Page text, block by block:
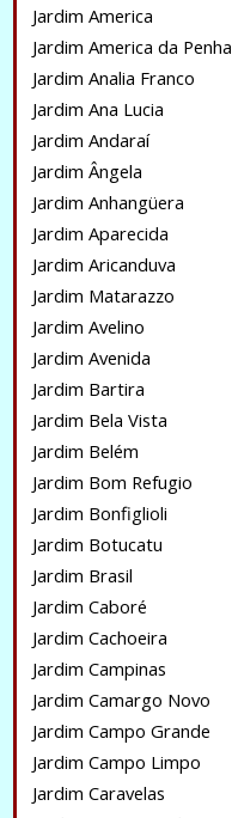
Jardim America
Jardim America da Penha
Jardim Analia Franco
Jardim Ana Lucia
Jardim Andaraí
Jardim Ângela
Jardim Anhangüera
Jardim Aparecida
Jardim Aricanduva
Jardim Matarazzo
Jardim Avelino
Jardim Avenida
Jardim Bartira
Jardim Bela Vista
Jardim Belém
Jardim Bom Refugio
Jardim Bonfiglioli
Jardim Botucatu
Jardim Brasil
Jardim Caboré
Jardim Cachoeira
Jardim Campinas
Jardim Camargo Novo
Jardim Campo Grande
Jardim Campo Limpo
Jardim Caravelas